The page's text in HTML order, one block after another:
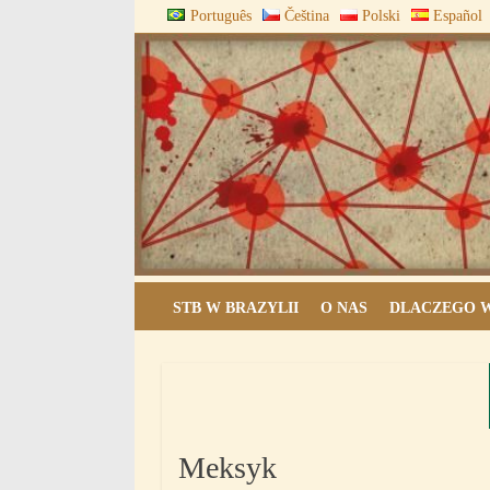
to
content
Português Čeština Polski Español
ARQUIVOS DO
STB W BRAZYLII O NAS DLACZEGO
Meksyk